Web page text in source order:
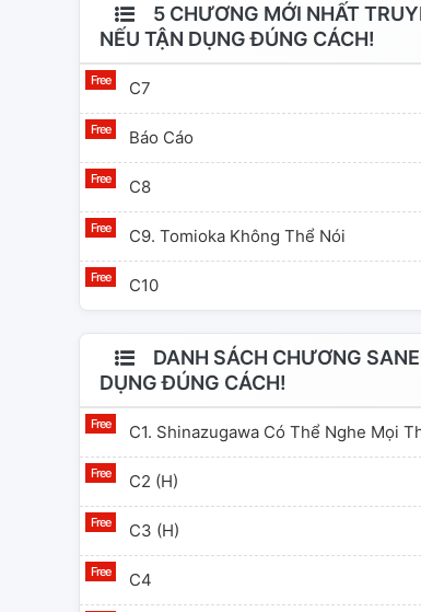
5 CHƯƠNG MỚI NHẤT
NẾU TẬN DỤNG ĐÚNG CÁCH!
C7
Báo Cáo
C8
C9. Tomioka Không Thể Nói
C10
DANH SÁCH CHƯƠNG
DỤNG ĐÚNG CÁCH!
C1. Shinazugawa Có Thể Nghe Mọi
C2 (H)
C3 (H)
C4